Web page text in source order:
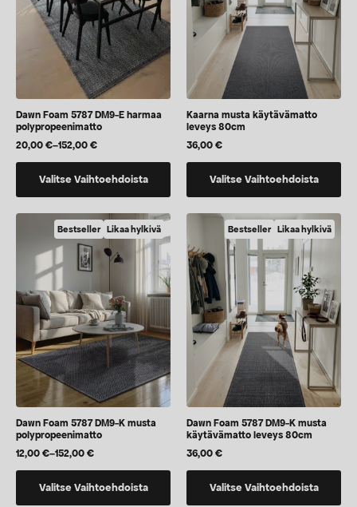
sivulla
sivulla
Dawn Foam 5787 DM9-E harmaa
polypropeenimatto
20,00€–152,00€
Hintaluokka:
20,00 €
152,00 €
Valitse Vaihtoehdoista
useampi
muunnelma.
tehdä
valinnat
tuotteen
sivulla.
Kaarna musta käytävämatto
leveys 80cm
36,00€
Valitse Vaihtoehdoista
vaihtoehtoja,
jotka
voidaan
valita
tuotteen
sivulla
Bestseller Likaa hylkivä
Dawn Foam 5787 DM9-K musta
polypropeenimatto
12,00€–152,00€
Hintaluokka:
12,00 €
152,00 €
Valitse Vaihtoehdoista
tuotteella
Bestseller Likaa hylkivä
Dawn Foam 5787 DM9-K musta
käytävämatto leveys 80cm
36,00€
Valitse Vaihtoehdoista
tuotteella